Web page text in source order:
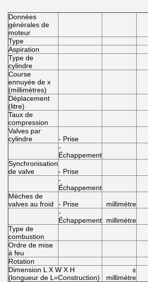
Données
générales de
moteur
Type
Aspiration
Type de
cylindre
Course
ennuyée de x
(millimètres)
Déplacement
(litre)
Taux de
compression
Valves par
cylindre
- Prise
-
Échappement
Synchronisation
de valve
- Prise
-
Échappement
Mèches de
valves au froid
- Prise millimètre
-
Échappement
millimètre
Type de
combustion
Ordre de mise
à feu
Rotation
Dimension L X W X H
(longueur de L=Construction)
±
millimètre